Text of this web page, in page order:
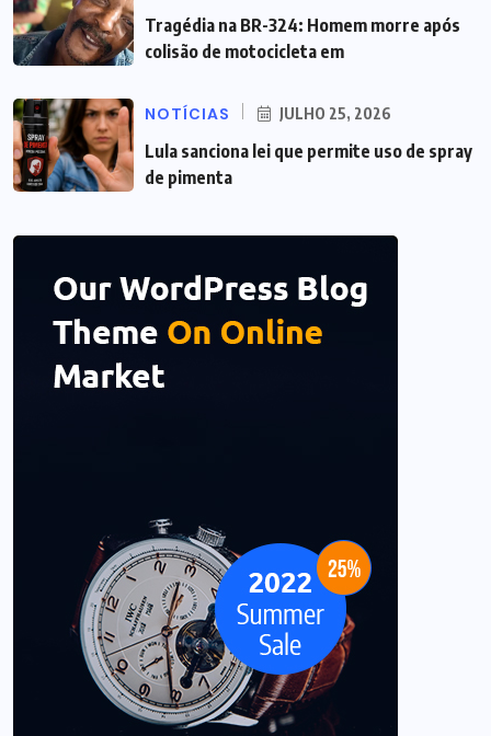
Tragédia na BR-324: Homem morre após
colisão de motocicleta em
NOTÍCIAS JULHO 25, 2026
Lula sanciona lei que permite uso de spray
de pimenta